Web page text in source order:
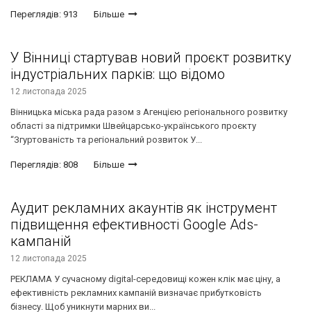
Переглядів: 913 Більше
У Вінниці стартував новий проєкт розвитку
індустріальних парків: що відомо
12 листопада 2025
Вінницька міська рада разом з Агенцією регіонального розвитку
області за підтримки Швейцарсько-українського проєкту
“Згуртованість та регіональний розвиток У...
Переглядів: 808 Більше
Аудит рекламних акаунтів як інструмент
підвищення ефективності Google Ads-
кампаній
12 листопада 2025
РЕКЛАМА У сучасному digital-середовищі кожен клік має ціну, а
ефективність рекламних кампаній визначає прибутковість
бізнесу. Щоб уникнути марних ви...